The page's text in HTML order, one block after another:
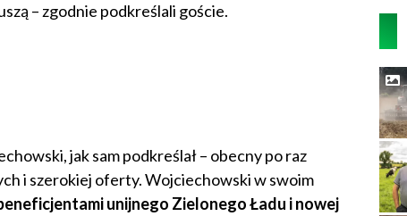
– zgodnie podkreślali goście.
jak sam podkreślał – obecny po raz
i szerokiej oferty. Wojciechowski w swoim
unijnego Zielonego Ładu i nowej